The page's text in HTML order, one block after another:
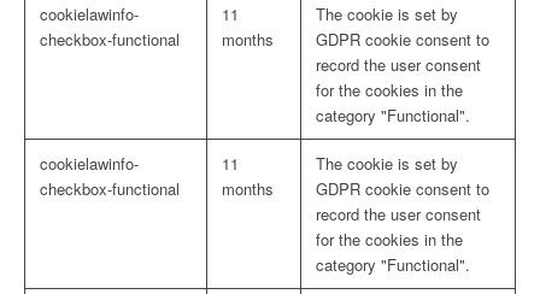
cookielawinfo-
checkbox-functional
11
months
The cookie is set by
GDPR cookie consent to
record the user consent
for the cookies in the
category "Functional".
cookielawinfo-
checkbox-functional
11
months
The cookie is set by
GDPR cookie consent to
record the user consent
for the cookies in the
category "Functional".